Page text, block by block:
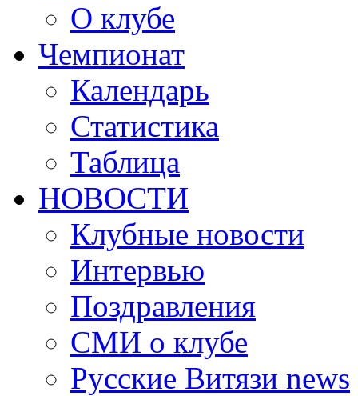
О клубе
Чемпионат
Календарь
Статистика
Таблица
НОВОСТИ
Клубные новости
Интервью
Поздравления
СМИ о клубе
Русские Витязи news